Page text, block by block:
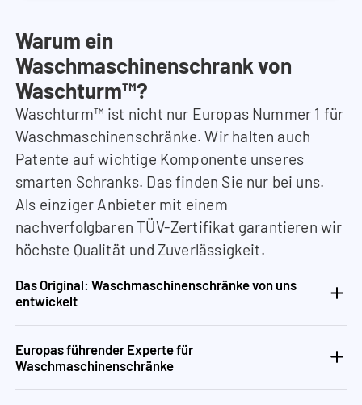
Warum ein
Waschmaschinenschrank von
Waschturm™?
Waschturm™ ist nicht nur Europas Nummer 1 für
Waschmaschinenschränke. Wir halten auch
Patente auf wichtige Komponente unseres
smarten Schranks. Das finden Sie nur bei uns.
Als einziger Anbieter mit einem
nachverfolgbaren TÜV-Zertifikat garantieren wir
höchste Qualität und Zuverlässigkeit.
Das Original: Waschmaschinenschränke von uns
entwickelt
Europas führender Experte für
Waschmaschinenschränke